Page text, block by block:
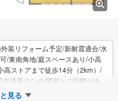
外装リフォーム予定/新耐震適合/水
/東南角地/庭スペースあり/小高
高ストアまで徒歩14分（2km）/
通量少なめ/隣家との距離があ
当たり良…
見る